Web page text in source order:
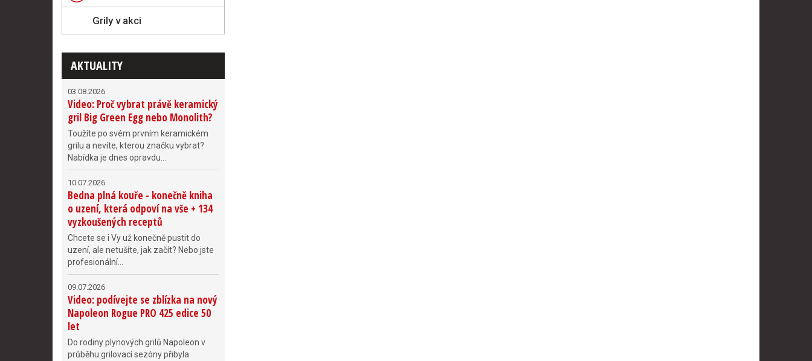
Grily v akci
AKTUALITY
03.08.2026
Video: Proč vybrat právě keramický
gril Big Green Egg nebo Monolith?
Toužíte po svém prvním keramickém
grilu a nevíte, kterou značku vybrat?
Nabídka je dnes opravdu...
10.07.2026
Bedna plná kouře - konečně kniha
o uzení, která odpoví na vše + 134
vyzkoušených receptů
Chcete se i Vy už konečně pustit do
uzení, ale netušíte, jak začít? Nebo jste
profesionální...
09.07.2026
Video: podívejte se zblízka na nový
Napoleon Rogue PRO 425 edice 50
let
Do rodiny plynových grilů Napoleon v
průběhu grilovací sezóny přibyla